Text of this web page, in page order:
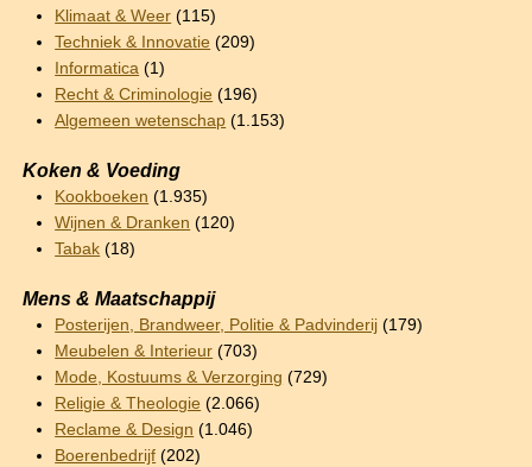
Klimaat & Weer (115)
Techniek & Innovatie (209)
Informatica (1)
Recht & Criminologie (196)
Algemeen wetenschap (1.153)
Koken & Voeding
Kookboeken (1.935)
Wijnen & Dranken (120)
Tabak (18)
Mens & Maatschappij
Posterijen, Brandweer, Politie & Padvinderij (179)
Meubelen & Interieur (703)
Mode, Kostuums & Verzorging (729)
Religie & Theologie (2.066)
Reclame & Design (1.046)
Boerenbedrijf (202)